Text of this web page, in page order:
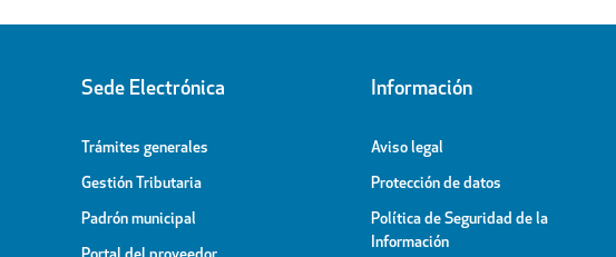
Sede Electrónica
Trámites generales
Gestión Tributaria
Padrón municipal
Información
Aviso legal
Protección de datos
Política de Seguridad de la
Información